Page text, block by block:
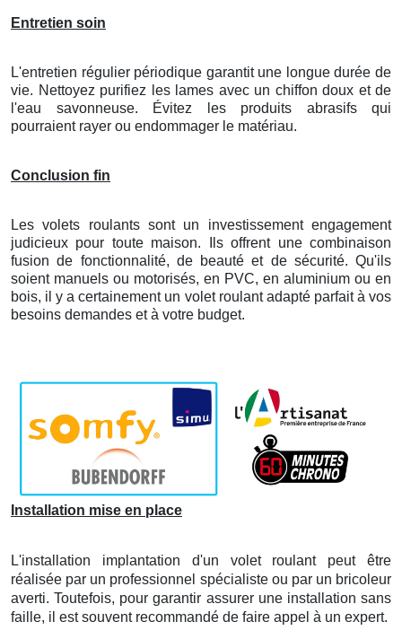
Entretien soin
L'entretien régulier périodique garantit une longue durée de
vie. Nettoyez purifiez les lames avec un chiffon doux et de
l'eau savonneuse. Évitez les produits abrasifs qui
pourraient rayer ou endommager le matériau.
Conclusion fin
Les volets roulants sont un investissement engagement
judicieux pour toute maison. Ils offrent une combinaison
fusion de fonctionnalité, de beauté et de sécurité. Qu'ils
soient manuels ou motorisés, en PVC, en aluminium ou en
bois, il y a certainement un volet roulant adapté parfait à vos
besoins demandes et à votre budget.
Installation mise en place
L'installation implantation d'un volet roulant peut être
réalisée par un professionnel spécialiste ou par un bricoleur
averti. Toutefois, pour garantir assurer une installation sans
faille, il est souvent recommandé de faire appel à un expert.